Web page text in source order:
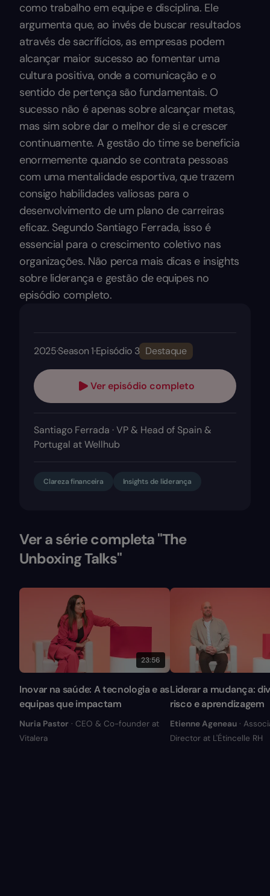
como trabalho em equipe e disciplina. Ele
argumenta que, ao invés de buscar resultados
através de sacrifícios, as empresas podem
alcançar maior sucesso ao fomentar uma
cultura positiva, onde a comunicação e o
sentido de pertença são fundamentais. O
sucesso não é apenas sobre alcançar metas,
mas sim sobre dar o melhor de si e crescer
continuamente. A gestão do time se beneficia
enormemente quando se contrata pessoas
com uma mentalidade esportiva, que trazem
consigo habilidades valiosas para o
desenvolvimento de um plano de carreiras
eficaz. Segundo Santiago Ferrada, isso é
essencial para o crescimento coletivo nas
organizações. Não perca mais dicas e insights
sobre liderança e gestão de equipes no
episódio completo.
2025·Season 1·Episódio 3 Destaque
Ver episódio completo
Santiago Ferrada · VP & Head of Spain &
Portugal at Wellhub
Clareza financeira Insights de liderança
Ver a série completa "The
Unboxing Talks"
23:56
Inovar na saúde: A tecnologia e as
equipas que impactam
Nuria Pastor · CEO & Co-founder at
Vitalera
Liderar a mudança:
risco e aprendizagem
Etienne Ageneau ·
Director at L'Étincelle RH